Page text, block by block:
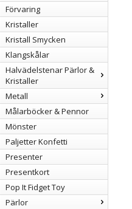
Förvaring
Kristaller
Kristall Smycken
Klangskålar
Halvädelstenar Pärlor &
Kristaller
Metall
Målarböcker & Pennor
Mönster
Paljetter Konfetti
Presenter
Presentkort
Pop It Fidget Toy
Pärlor